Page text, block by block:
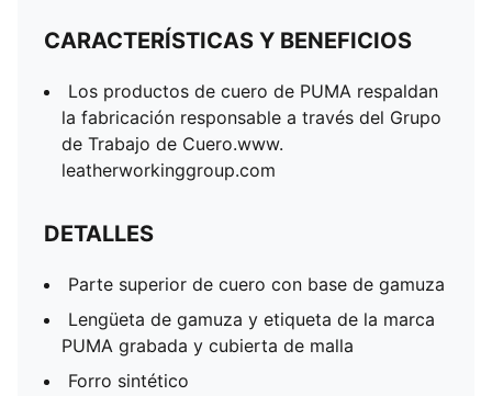
CARACTERÍSTICAS Y BENEFICIOS
Los productos de cuero de PUMA respaldan
la fabricación responsable a través del Grupo
de Trabajo de Cuero.www.
leatherworkinggroup.com
DETALLES
Parte superior de cuero con base de gamuza
Lengüeta de gamuza y etiqueta de la marca
PUMA grabada y cubierta de malla
Forro sintético